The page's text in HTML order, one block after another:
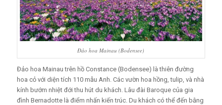
Đảo hoa Mainau (Bodensee)
Đảo hoa Mainau trên hồ Constance (Bodensee) là thiên đường
hoa cỏ với diện tích 110 mẫu Anh. Các vườn hoa hồng, tulip, và nhà
kính bướm nhiệt đới thu hút du khách. Lâu đài Baroque của gia
đình Bernadotte là điểm nhấn kiến trúc. Du khách có thể đến bằng